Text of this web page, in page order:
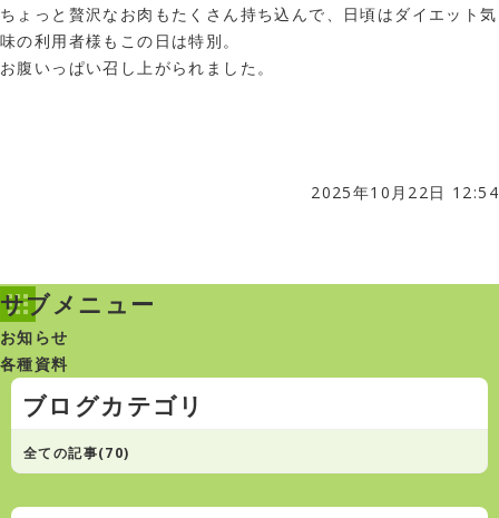
ちょっと贅沢なお肉もたくさん持ち込んで、日頃はダイエット気
味の利用者様もこの日は特別。
お腹いっぱい召し上がられました。
2025年10月22日 12:54
サブメニュー
お知らせ
各種資料
ブログカテゴリ
全ての記事(70)